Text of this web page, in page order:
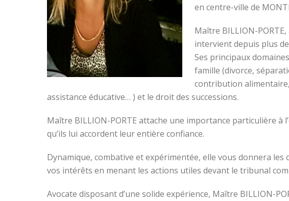
en centre-ville de
Maître BILLION-
intervient depuis plus
Ses principaux
famille (divorce,
contribution
assistance éducative… ) et le droit des successions.
Maître BILLION-PORTE attache une importance particulière à
qu’ils lui accordent leur entière confiance.
Dynamique, combative et expérimentée, elle vous donnera
vos intérêts en menant les actions utiles devant le tribunal
Avocate disposant d’une solide expérience, Maître BILLION-